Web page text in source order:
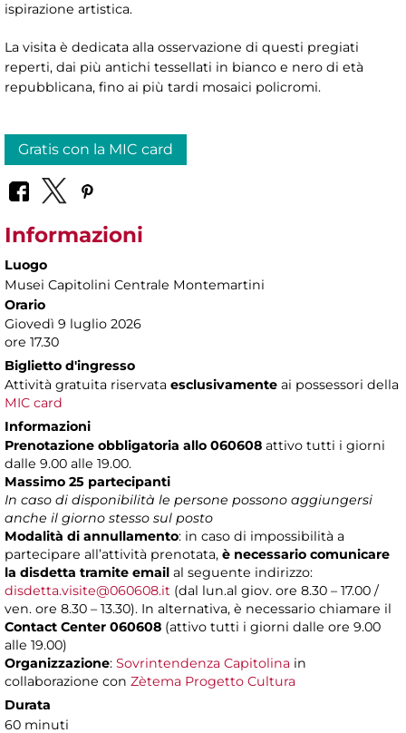
ispirazione artistica.
La visita è dedicata alla osservazione di questi pregiati
reperti, dai più antichi tessellati in bianco e nero di età
repubblicana, fino ai più tardi mosaici policromi.
Gratis con la MIC card
Informazioni
Luogo
Musei Capitolini Centrale Montemartini
Orario
Giovedì 9 luglio 2026
ore 17.30
Biglietto d'ingresso
Attività gratuita riservata esclusivamente ai possessori della
MIC card
Informazioni
Prenotazione obbligatoria allo 060608 attivo tutti i giorni
dalle 9.00 alle 19.00.
Massimo 25 partecipanti
In caso di disponibilità le persone possono aggiungersi
anche il giorno stesso sul posto
Modalità di annullamento: in caso di impossibilità a
partecipare all’attività prenotata, è necessario comunicare
la disdetta tramite email al seguente indirizzo:
disdetta.visite@060608.it (dal lun.al giov. ore 8.30 – 17.00 /
ven. ore 8.30 – 13.30). In alternativa, è necessario chiamare il
Contact Center 060608 (attivo tutti i giorni dalle ore 9.00
alle 19.00)
Organizzazione: Sovrintendenza Capitolina in
collaborazione con Zètema Progetto Cultura
Durata
60 minuti